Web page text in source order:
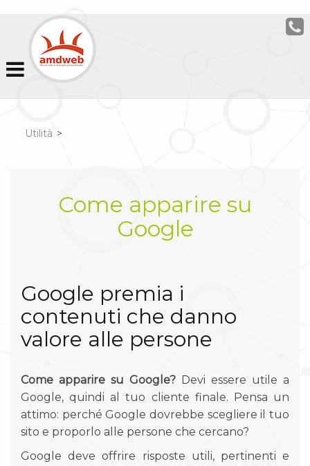
Utilità >
Come apparire su
Google
Google premia i
contenuti che danno
valore alle persone
Come apparire su Google? Devi essere utile a
Google, quindi al tuo cliente finale. Pensa un
attimo: perché Google dovrebbe scegliere il tuo
sito e proporlo alle persone che cercano?
Google deve offrire risposte utili, pertinenti e